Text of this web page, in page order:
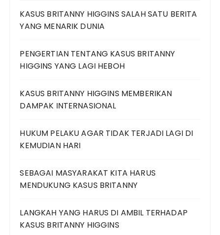
KASUS BRITANNY HIGGINS SALAH SATU BERITA
YANG MENARIK DUNIA
PENGERTIAN TENTANG KASUS BRITANNY
HIGGINS YANG LAGI HEBOH
KASUS BRITANNY HIGGINS MEMBERIKAN
DAMPAK INTERNASIONAL
HUKUM PELAKU AGAR TIDAK TERJADI LAGI DI
KEMUDIAN HARI
SEBAGAI MASYARAKAT KITA HARUS
MENDUKUNG KASUS BRITANNY
LANGKAH YANG HARUS DI AMBIL TERHADAP
KASUS BRITANNY HIGGINS